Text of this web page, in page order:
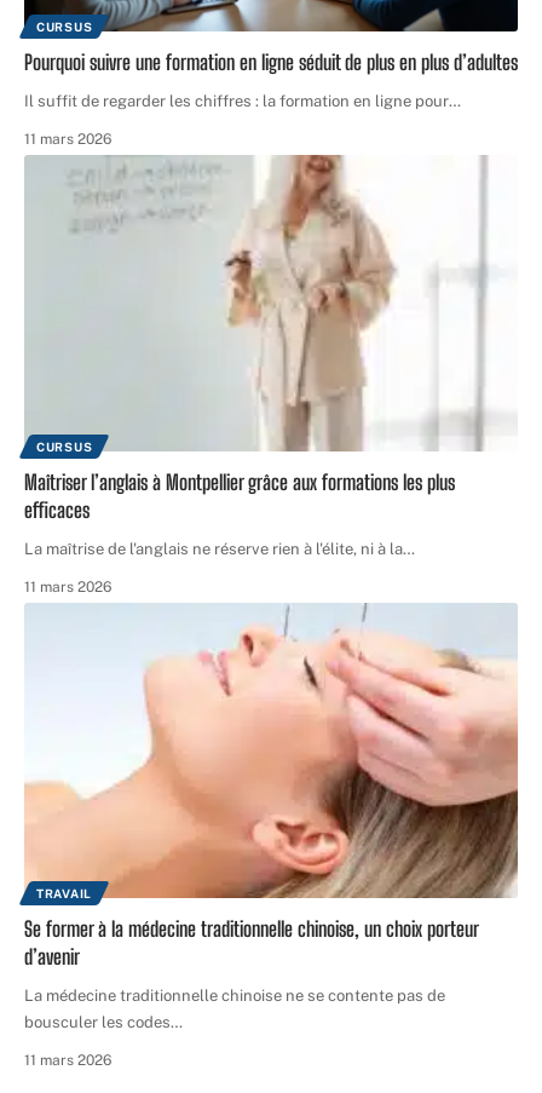
CURSUS
Pourquoi suivre une formation en ligne séduit de plus en plus d’adultes
Il suffit de regarder les chiffres : la formation en ligne pour…
11 mars 2026
CURSUS
Maîtriser l’anglais à Montpellier grâce aux formations les plus
efficaces
La maîtrise de l'anglais ne réserve rien à l'élite, ni à la…
11 mars 2026
TRAVAIL
Se former à la médecine traditionnelle chinoise, un choix porteur
d’avenir
La médecine traditionnelle chinoise ne se contente pas de
bousculer les codes…
11 mars 2026